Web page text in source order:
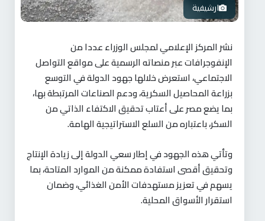
ارشيفية
نشر المركز الإعلامي لمجلس الوزراء عددا من
الإنفوجرافات عبر منصاته الرسمية على مواقع التواصل
الاجتماعي، استعرض خلالها جهود الدولة في التوسع
بزراعة المحاصيل السكرية، ودعم الصناعات المرتبطة بها،
بما يضع مصر على أعتاب تحقيق الاكتفاء الذاتي من
السكر، باعتباره من السلع الاستراتيجية الهامة.
وتأتي هذه الجهود في إطار سعي الدولة إلى زيادة الإنتاج
وتحقيق أقصى استفادة ممكنة من الموارد المتاحة، بما
يسهم في تعزيز مستهدفات الأمن الغذائي، وضمان
استقرار الأسواق المحلية.